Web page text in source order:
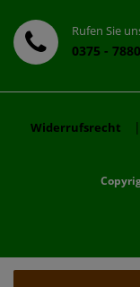
Rufen Sie
0375 -
Widerrufsrecht |